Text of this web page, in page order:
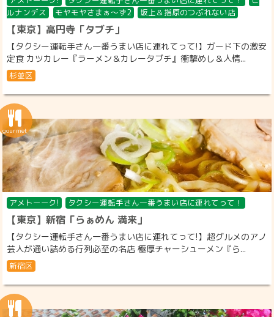
ルナンデス
モヤモヤさまぁ～ず2 坂上＆指原のつぶれない店
【東京】高円寺「タブチ」
【タクシー運転手さん一番うまい店に連れてって!】ガード下の激安
定食 カツカレー『ラーメン＆カレータブチ』衝撃めし＆人情...
杉並区
アメトーーク! タクシー運転手さん一番うまい店に連れてって！
【東京】新宿「らぁめん 満来」
【タクシー運転手さん一番うまい店に連れてって!】超グルメのアノ
芸人が通い詰める行列必至の名店 極厚チャーシューメン『ら...
新宿区